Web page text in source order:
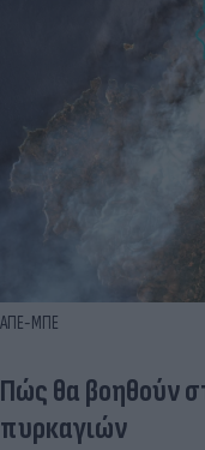
ΑΠΕ-ΜΠΕ
Πώς θα βοηθούν
πυρκαγιών